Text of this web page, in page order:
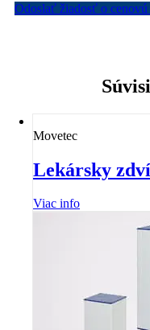
Odoslať žiadosť o cenovú
Movetec
Lekársky
Viac info